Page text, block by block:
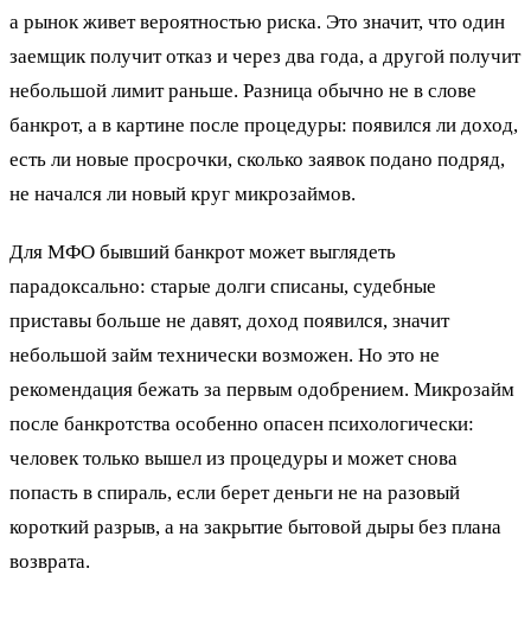
а рынок живет вероятностью риска. Это значит, что один
заемщик получит отказ и через два года, а другой получит
небольшой лимит раньше. Разница обычно не в слове
банкрот, а в картине после процедуры: появился ли доход,
есть ли новые просрочки, сколько заявок подано подряд,
не начался ли новый круг микрозаймов.
Для МФО бывший банкрот может выглядеть
парадоксально: старые долги списаны, судебные
приставы больше не давят, доход появился, значит
небольшой займ технически возможен. Но это не
рекомендация бежать за первым одобрением. Микрозайм
после банкротства особенно опасен психологически:
человек только вышел из процедуры и может снова
попасть в спираль, если берет деньги не на разовый
короткий разрыв, а на закрытие бытовой дыры без плана
возврата.